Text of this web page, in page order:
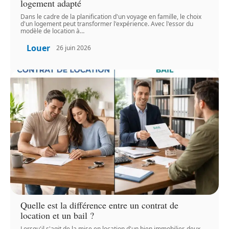
logement adapté
Dans le cadre de la planification d'un voyage en famille, le choix
d'un logement peut transformer l'expérience. Avec l'essor du
modèle de location à…
Louer 26 juin 2026
Quelle est la différence entre un contrat de
location et un bail ?